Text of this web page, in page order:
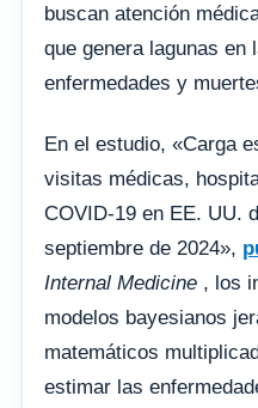
buscan atención
que genera lagunas en
enfermedades y
En el estudio, «Carga
visitas médicas,
COVID-19 en EE. UU.
septiembre de 2024»,
Internal Medicine , los
modelos bayesianos
matemáticos
estimar las